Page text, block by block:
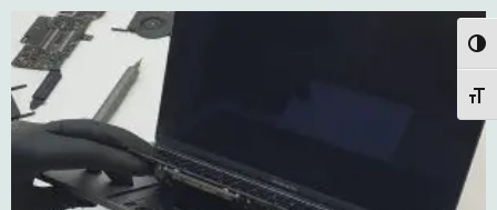
Toggle High Contrast
Toggle Font size